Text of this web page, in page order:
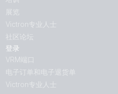
展览
Victron专业人士
社区论坛
登录
VRM端口
电子订单和电子退货单
Victron专业人士